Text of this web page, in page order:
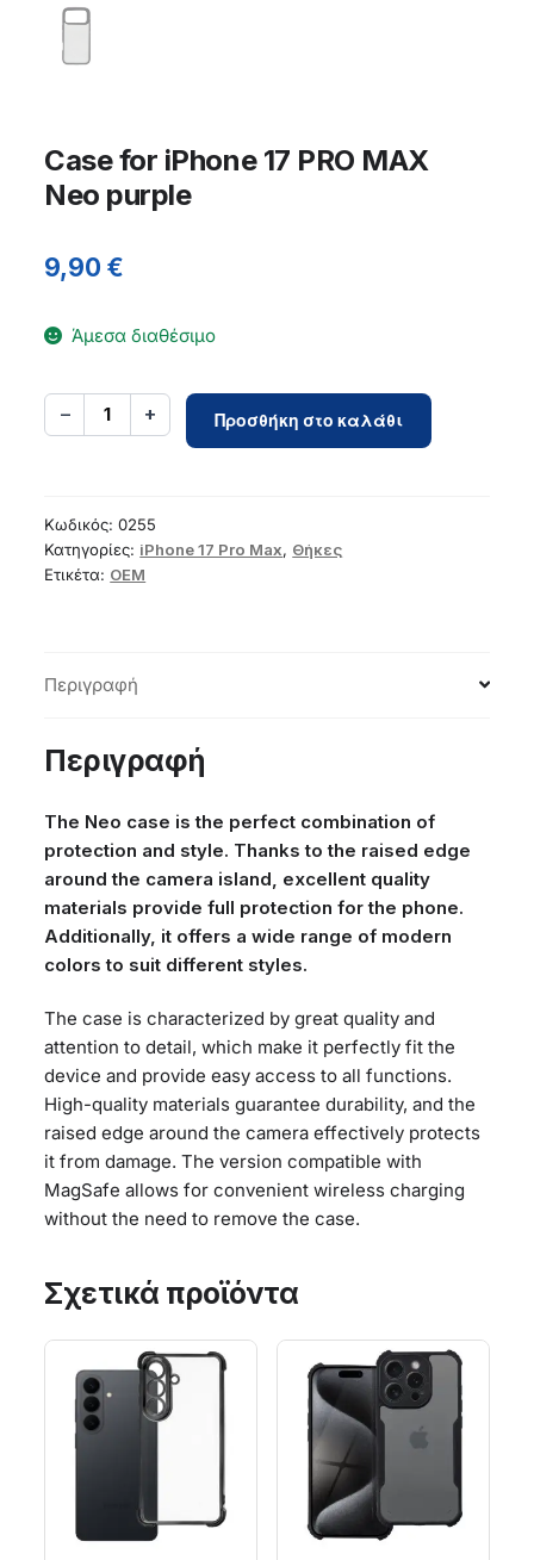
Case for iPhone 17 PRO MAX
Neo purple
9,90€
Άμεσα διαθέσιμο
− 1 +
Case
for
MAX
Προσθήκη στο καλάθι
Κωδικός:0255
Κατηγορίες: iPhone 17 Pro Max, Θήκες
Ετικέτα: OEM
Περιγραφή
Περιγραφή
The Neo case is the perfect combination of
protection and style. Thanks to the raised edge
around the camera island, excellent quality
materials provide full protection for the phone.
Additionally, it offers a wide range of modern
colors to suit different styles.
The case is characterized by great quality and
attention to detail, which make it perfectly fit the
device and provide easy access to all functions.
High-quality materials guarantee durability, and the
raised edge around the camera effectively protects
it from damage. The version compatible with
MagSafe allows for convenient wireless charging
without the need to remove the case.
Σχετικά προϊόντα